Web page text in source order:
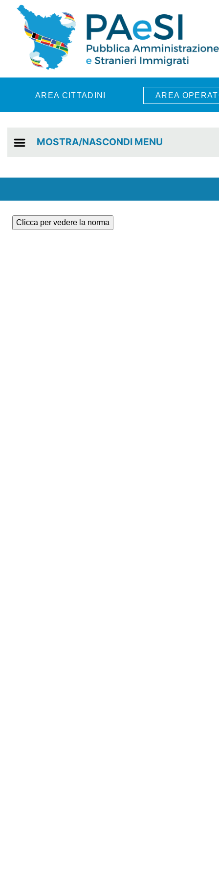
Skip to main content
AREA CITTADINI AREA
MOSTRA/NASCONDI MENU
Clicca per vedere la norma